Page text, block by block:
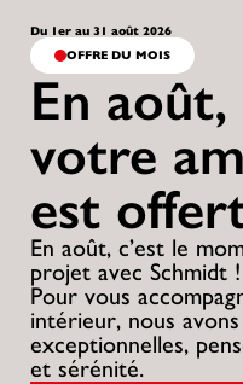
Du 1er au 31 août 2026
OFFRE DU MOIS
En
votre
est
En août, c’est le
projet avec Schmidt !
Pour vous
intérieur, nous
exceptionnelles,
et sérénité.